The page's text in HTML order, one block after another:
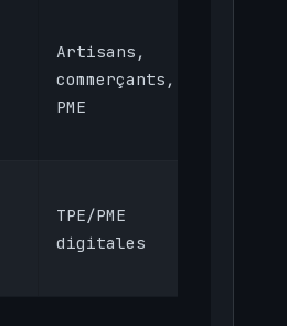
Artisans,
commerçants,
PME
TPE/PME
digitales